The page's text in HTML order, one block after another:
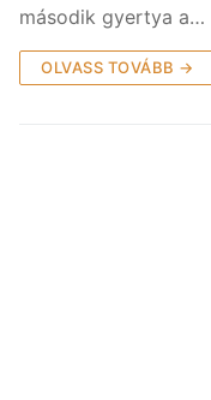
második gyertya a…
OLVASS TOVÁBB →